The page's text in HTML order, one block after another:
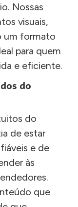
Nossas
visuais,
um formato
para quem
e eficiente.
do
do
de estar
e de
às
que